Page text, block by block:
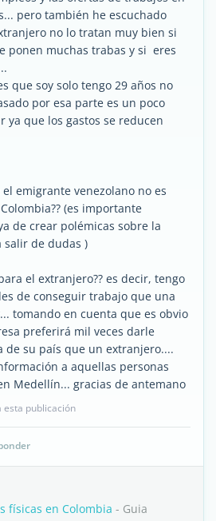
pero también he escuchado
no lo tratan muy bien si
ponen muchas trabas y si eres
que soy solo tengo 29 años no
por esa parte es un poco
ya que los gastos se reducen
emigrante venezolano no es
(es importante
de crear polémicas sobre la
salir de dudas )
el extranjero?? es decir, tengo
de conseguir trabajo que una
tomando en cuenta que es obvio
preferirá mil veces darle
de su país que un extranjero....
a aquellas personas
Medellín... gracias de antemano
esta publicación
físicas en Colombia - Guia